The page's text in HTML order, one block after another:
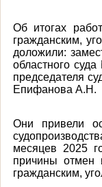
Об итогах
гражданским,
доложили:
областного
председателя
Епифанова А.Н.
Они привели
месяцев 2025
причины отмен
гражданским,